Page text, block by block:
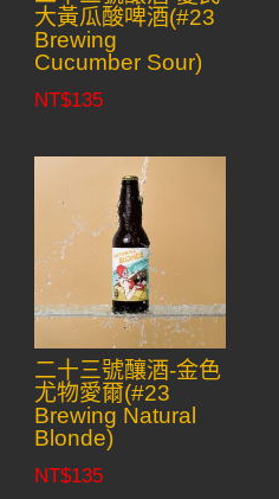
大黃瓜酸啤酒(#23
Brewing
Cucumber Sour)
NT$135
二十三號釀酒-金色
尤物愛爾(#23
Brewing Natural
Blonde)
NT$135